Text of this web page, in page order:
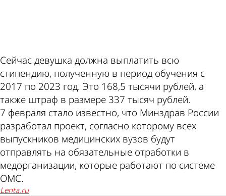
Сейчас девушка должна выплатить всю
стипендию, полученную в период обучения с
2017 по 2023 год. Это 168,5 тысячи рублей, а
также штраф в размере 337 тысяч рублей.
7 февраля стало известно, что Минздрав России
разработал проект, согласно которому всех
выпускников медицинских вузов будут
отправлять на обязательные отработки в
медорганизации, которые работают по системе
ОМС.
lenta.ru